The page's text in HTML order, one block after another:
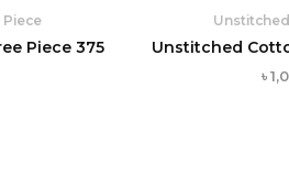
Piece 375 Unstitched
৳